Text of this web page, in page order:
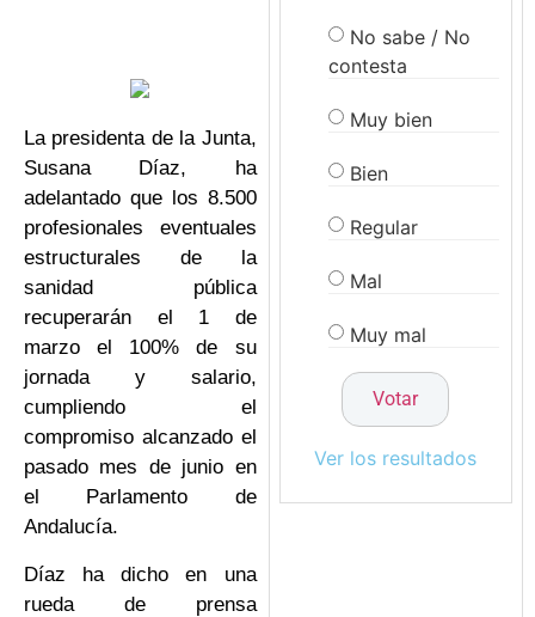
La presidenta de la Junta,
Susana Díaz, ha
adelantado que los 8.500
profesionales eventuales
estructurales de la
sanidad pública
recuperarán el 1 de
marzo el 100% de su
jornada y salario,
cumpliendo el
compromiso alcanzado el
pasado mes de junio en
el Parlamento de
Andalucía.
Díaz ha dicho en una
rueda de prensa
No sabe / No
contesta
Muy bien
Bien
Regular
Mal
Muy mal
Ver los resultados